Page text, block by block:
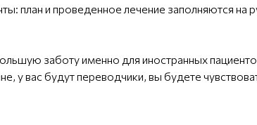
план и проведенное лечение заполняются на
заботу именно для иностранных
у вас будут переводчики, вы будете